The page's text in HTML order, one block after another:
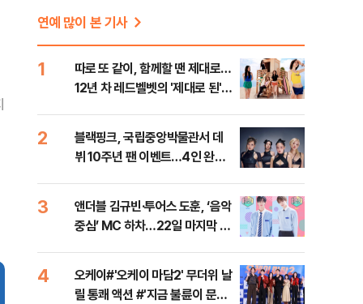
연예 많이 본 기사
1
따로 또 같이, 함께할 땐 제대로…
12년 차 레드벨벳의 '제대로 된'
2
블랙핑크, 국립중앙박물관서 데
뷔 10주년 팬 이벤트…4인 완전
3
앤더블 김규빈·투어스 도훈, ‘음악
중심’ MC 하차…22일 마지막 방
4
오케이#'오케이 마담2' 무더위 날
릴 통쾌 액션 #'지금 불륜이 문제